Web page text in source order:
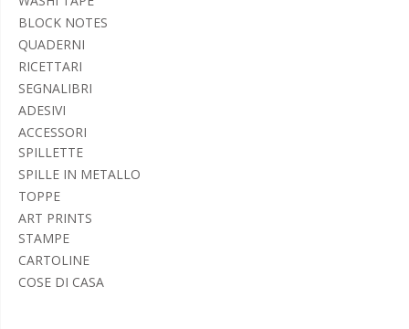
BLOCK NOTES
QUADERNI
RICETTARI
SEGNALIBRI
ADESIVI
ACCESSORI
SPILLETTE
SPILLE IN METALLO
TOPPE
ART PRINTS
STAMPE
CARTOLINE
COSE DI CASA